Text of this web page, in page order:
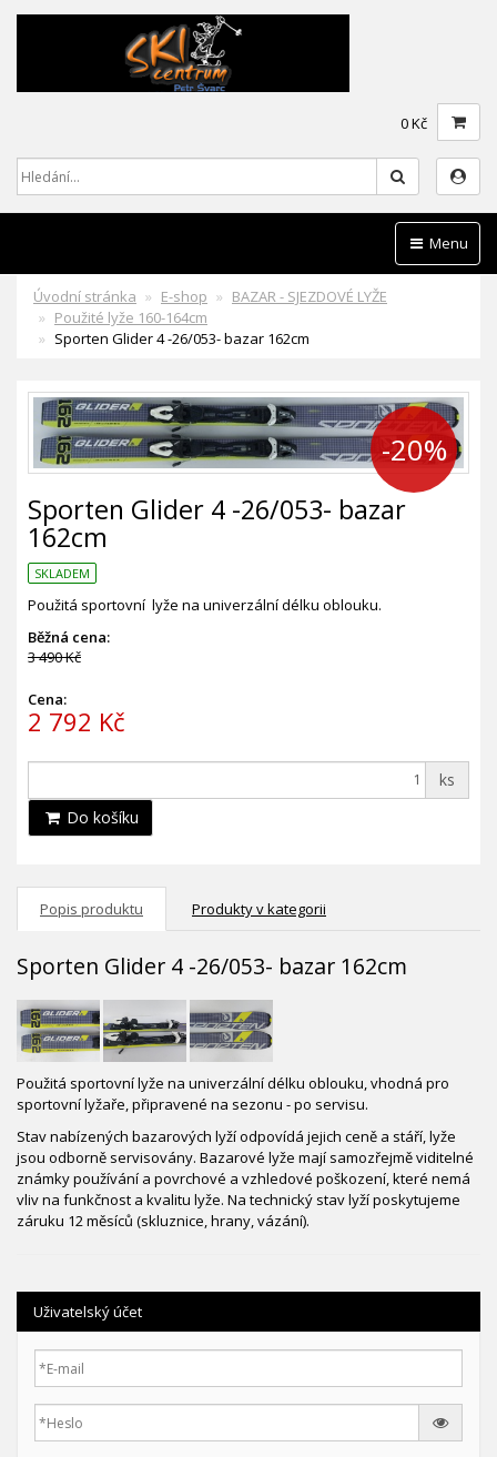
0 Kč
Menu
Úvodní stránka E-shop
BAZAR - SJEZDOVÉ LYŽE
Použité lyže 160-164cm
Sporten Glider 4 -26/053- bazar 162cm
-20%
Sporten Glider 4 -26/053- bazar
162cm
SKLADEM
Použitá sportovní lyže na univerzální délku oblouku.
Běžná cena:
3 490 Kč
Cena:
2 792 Kč
ks
Do košíku
Popis produktu Produkty v kategorii
Sporten Glider 4 -26/053- bazar 162cm
Použitá sportovní lyže na univerzální délku oblouku, vhodná pro
sportovní lyžaře, připravené na sezonu - po servisu.
Stav nabízených bazarových lyží odpovídá jejich ceně a stáří, lyže
jsou odborně servisovány. Bazarové lyže mají samozřejmě viditelné
známky používání a povrchové a vzhledové poškození, které nemá
vliv na funkčnost a kvalitu lyže. Na technický stav lyží poskytujeme
záruku 12 měsíců (skluznice, hrany, vázání).
Uživatelský účet